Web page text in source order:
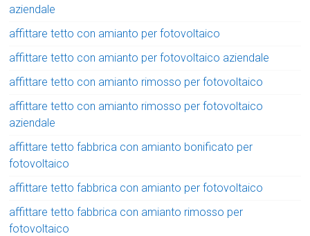
aziendale
affittare tetto con amianto per fotovoltaico
affittare tetto con amianto per fotovoltaico aziendale
affittare tetto con amianto rimosso per fotovoltaico
affittare tetto con amianto rimosso per fotovoltaico
aziendale
affittare tetto fabbrica con amianto bonificato per
fotovoltaico
affittare tetto fabbrica con amianto per fotovoltaico
affittare tetto fabbrica con amianto rimosso per
fotovoltaico